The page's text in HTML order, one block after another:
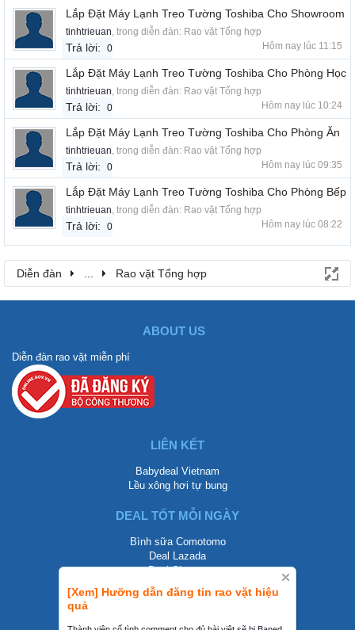
[Xem] Hưỡng dẫn đăng tin rao vặt hiệu
quả
Lắp Đặt Máy Lạnh Treo Tường Toshiba Cho Showroom
tinhtrieuan, trong diễn đàn: Rao vặt Tổng hợp
Trả lời: 0 Hôm nay lúc 11:15
Lắp Đặt Máy Lạnh Treo Tường Toshiba Cho Phòng Học
tinhtrieuan, trong diễn đàn: Rao vặt Tổng hợp
Trả lời: 0 Hôm nay lúc 10:24
Lắp Đặt Máy Lạnh Treo Tường Toshiba Cho Phòng Ăn
tinhtrieuan, trong diễn đàn: Rao vặt Tổng hợp
Trả lời: 0 Hôm nay lúc 09:35
Lắp Đặt Máy Lạnh Treo Tường Toshiba Cho Phòng Bếp
tinhtrieuan, trong diễn đàn: Rao vặt Tổng hợp
Trả lời: 0 Hôm nay lúc 08:22
Diễn đàn ... Rao vặt Tổng hợp
ABOUT US
Diễn đàn rao vặt miễn phí
LIÊN KẾT
Babydeal Vietnam
Lều xông hơi tự bung
DEAL TỐT MỖI NGÀY
Bình sữa Comotomo
Deal Lazada
Deal Shopee
LIÊN HỆ
0858002468